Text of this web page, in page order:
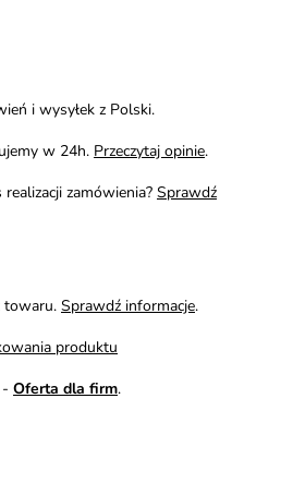
i wysyłek z Polski.
w 24h. Przeczytaj opinie.
zamówienia? Sprawdź
towaru. Sprawdź informacje.
produktu
Oferta dla firm.